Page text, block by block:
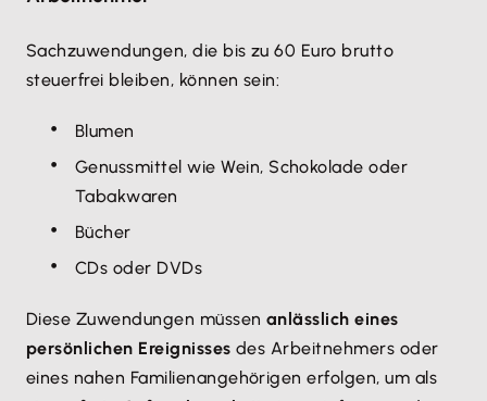
Sachzuwendungen, die bis zu 60 Euro brutto
steuerfrei bleiben, können sein:
Blumen
Genussmittel wie Wein, Schokolade oder
Tabakwaren
Bücher
CDs oder DVDs
Diese Zuwendungen müssen anlässlich eines
persönlichen Ereignisses des Arbeitnehmers oder
eines nahen Familienangehörigen erfolgen, um als